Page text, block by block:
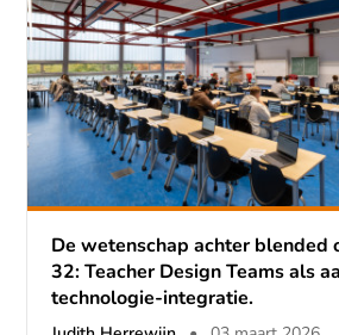
De wetenschap achter blended
32: Teacher Design Teams als
technologie-integratie.